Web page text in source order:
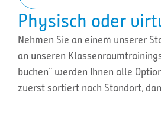
Physisch oder
Nehmen Sie an einem unserer
an unseren
buchen” werden Ihnen alle
zuerst sortiert nach Standort,